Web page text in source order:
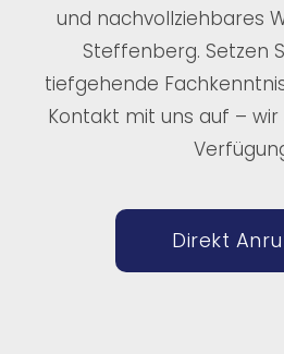
und nachvollziehbares
Steffenberg. Setzen
tiefgehende
Kontakt mit uns auf –
Direkt